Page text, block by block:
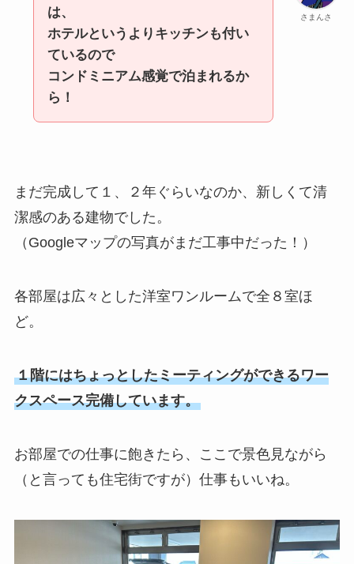
さまんさ
は、
ホテルというよりキッチンも付い
ているので
コンドミニアム感覚で泊まれるか
ら！
まだ完成して１、２年ぐらいなのか、新しくて清
潔感のある建物でした。
（Googleマップの写真がまだ工事中だった！）
各部屋は広々とした洋室ワンルームで全８室ほ
ど。
１階にはちょっとしたミーティングができるワー
クスペース完備しています。
お部屋での仕事に飽きたら、ここで景色見ながら
（と言っても住宅街ですが）仕事もいいね。